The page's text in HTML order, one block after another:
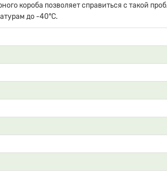
короба позволяет справиться с такой
до -40°С.